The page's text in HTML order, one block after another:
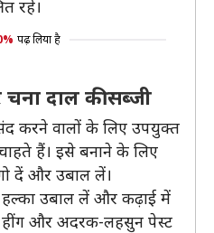
रहे।
पढ़ लिया है
दाल की सब्जी
करने वालों के लिए उपयुक्त
हैं। इसे बनाने के लिए
दें और उबाल लें।
उबाल लें और कढ़ाई में
और अदरक-लहसुन पेस्ट